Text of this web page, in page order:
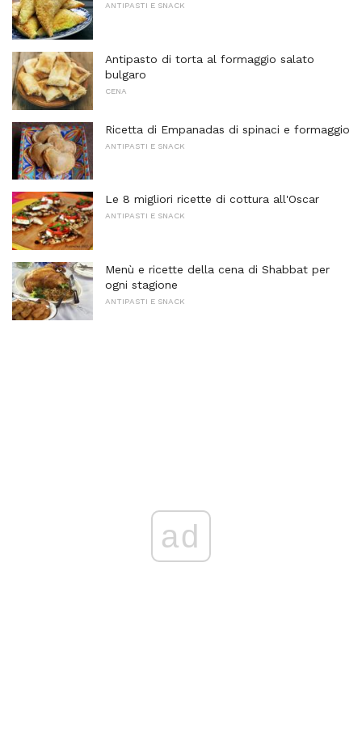
ANTIPASTI E SNACK
Antipasto di torta al formaggio salato
bulgaro
CENA
Ricetta di Empanadas di spinaci e formaggio
ANTIPASTI E SNACK
Le 8 migliori ricette di cottura all'Oscar
ANTIPASTI E SNACK
Menù e ricette della cena di Shabbat per
ogni stagione
ANTIPASTI E SNACK
ad